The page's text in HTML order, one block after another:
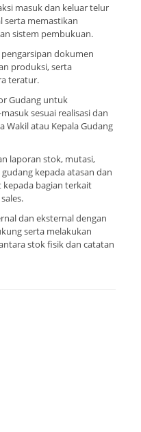
masuk dan keluar telur
serta memastikan
sistem pembukuan.
dokumen
produksi, serta
teratur.
Gudang untuk
sesuai realisasi dan
Wakil atau Kepala Gudang
laporan stok, mutasi,
kepada atasan dan
bagian terkait
dan eksternal dengan
serta melakukan
stok fisik dan catatan